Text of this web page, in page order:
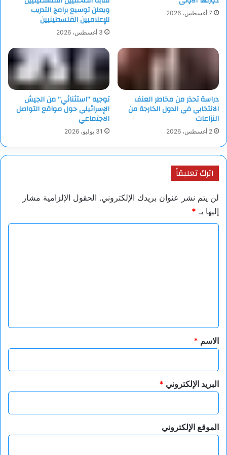
و”حق الأرض” هو مبدأ قانوني يمنح الجنسية للأشخاص المولودين في
بلد معين، بغض النظر عن جنسية والديهم، وفي فرنسا، يطبق هذا
الحق بشكل مشروط، حيث لا يحصل الطفل المولود لأبوين أجنبيين
على الجنسية الفرنسية تلقائيا عند الولادة، بل يمكنه المطالبة بها عند
7 أغسطس، 2026 ويعلن توسيع برامج التدريب
للإعلاميين الفلسطينيين
3 أغسطس، 2026
دراسة تحذر من مخاطر العنف
الانتخابي في الدول الخارجة من
النزاعات
2 أغسطس، 2026
توجيه “استثنائي” من الجيش
الإسرائيلي حول مواقع التواصل
الاجتماعي
31 يوليو، 2026
اترك تعليقاً
لن يتم نشر عنوان بريدك الإلكتروني. الحقول الإلزامية مشار
إليها بـ *
*
الاسم *
البريد الإلكتروني *
الموقع الإلكتروني